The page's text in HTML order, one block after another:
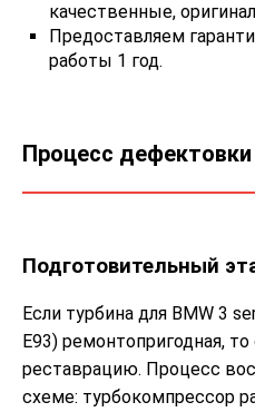
качественные,
Предоставляем
работы 1 год.
Процесс
Подготовительный
Если турбина для BMW 3
E93) ремонтопригодная,
реставрацию. Процесс
схеме: турбокомпрессор